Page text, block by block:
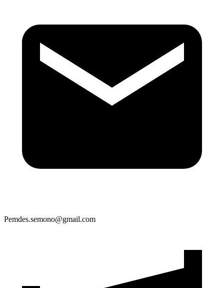
Pemdes.semono@gmail.com